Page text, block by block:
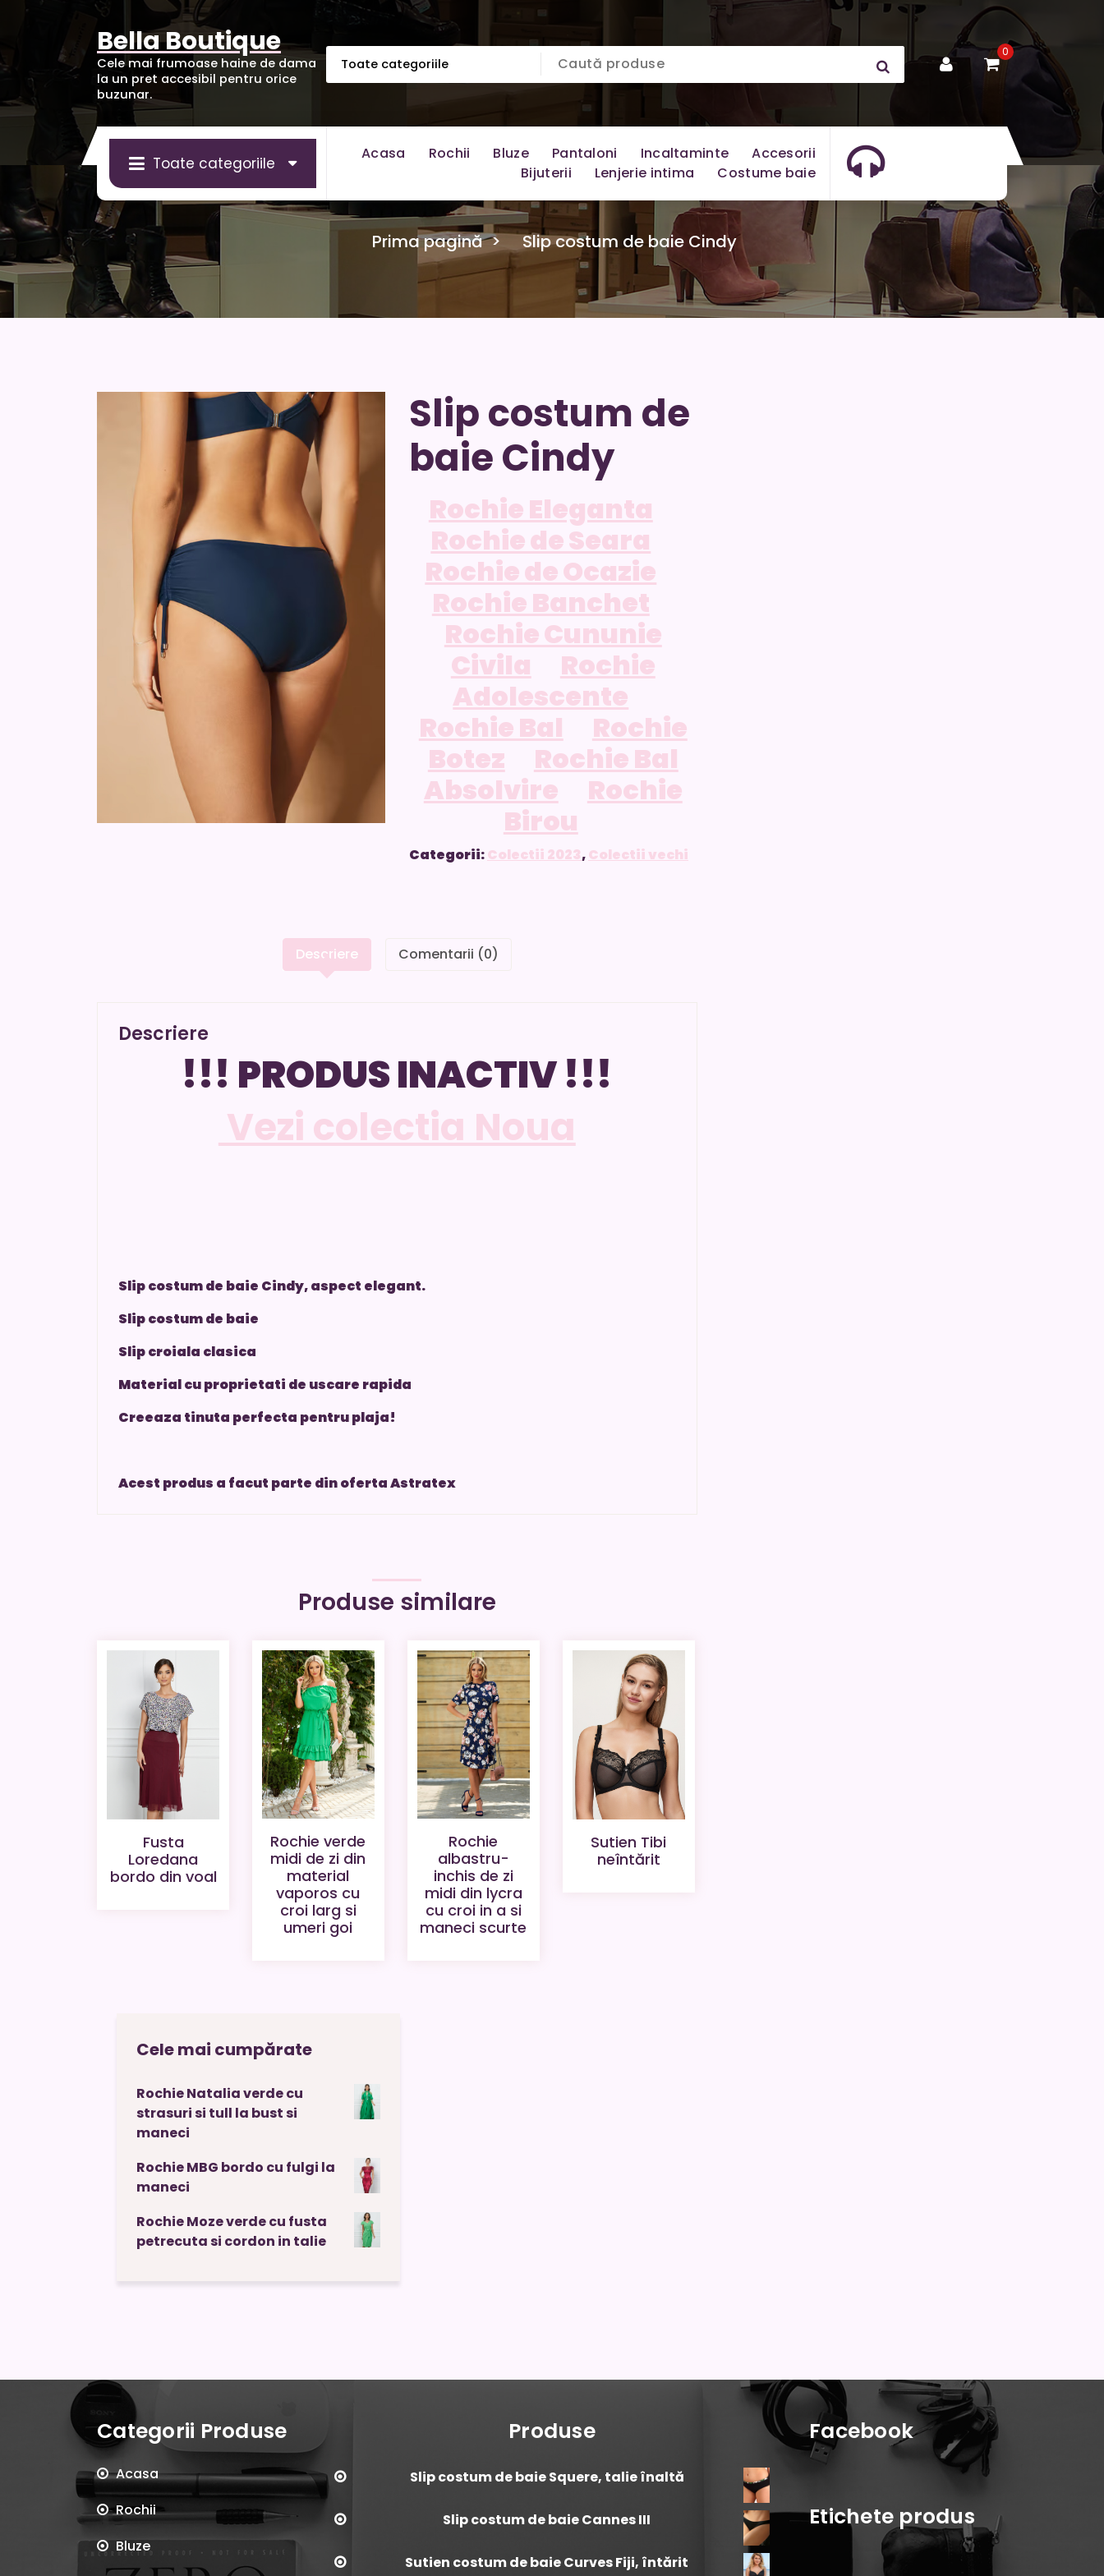
Bella Boutique
Cele mai frumoase haine de dama
la un pret accesibil pentru orice
buzunar.
0
Toate categoriile
Acasa Rochii Bluze Pantaloni Incaltaminte
Accesorii
Bijuterii
Lenjerie intima Costume baie
Prima pagină> Slip costum de baie Cindy
Slip costum de
baie Cindy
Rochie Eleganta
Rochie de Seara
Rochie de Ocazie
Rochie Banchet
Rochie Cununie
Civila
Rochie
Adolescente
Rochie Bal
Rochie
Botez
Rochie Bal
Absolvire
Rochie
Birou
Categorii:Colectii 2023,Colectii vechi
Descriere Comentarii (0)
Descriere
!!! PRODUS INACTIV !!!
Vezi colectia Noua
Slip costum de baie Cindy, aspect elegant.
Slip costum de baie
Slip croiala clasica
Material cu proprietati de uscare rapida
Creeaza tinuta perfecta pentru plaja!
Acest produs a facut parte din oferta Astratex
Produse similare
Fusta
Loredana
bordo din voal
Rochie verde
midi de zi din
material
vaporos cu
croi larg si
umeri goi
Rochie
albastru-
inchis de zi
midi din lycra
cu croi in a si
maneci scurte
Sutien Tibi
neîntărit
Cele mai cumpărate
Rochie Natalia verde cu
strasuri si tull la bust si
maneci
Rochie MBG bordo cu fulgi la
maneci
Rochie Moze verde cu fusta
petrecuta si cordon in talie
Categorii Produse
Acasa
Rochii
Bluze
Produse
Slip costum de baie Squere, talie înaltă
Slip costum de baie Cannes III
Sutien costum de baie Curves Fiji, întărit
Facebook
Etichete produs